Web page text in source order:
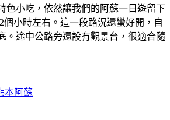
色小吃，依然讓我們的阿蘇一日遊留下
小時左右。這一段路況還蠻好開，自
。途中公路旁還設有觀景台，很適合隨
本阿蘇